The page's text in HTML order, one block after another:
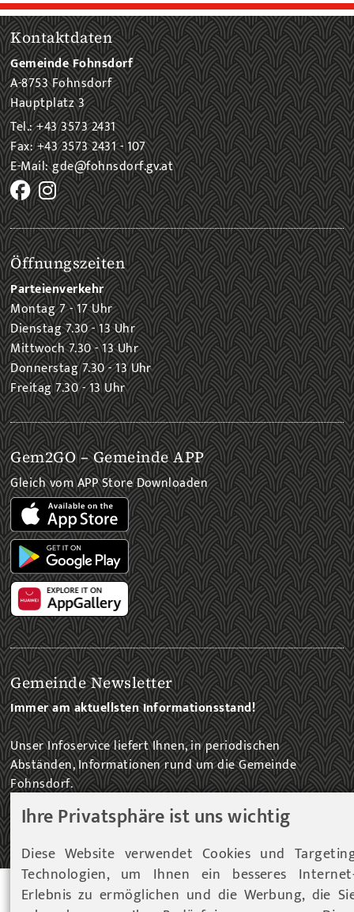
Ihre Privatsphäre ist uns wichtig
Diese Website verwendet Cookies und
Technologien, um Ihnen ein besseres
Erlebnis zu ermöglichen und die Werbung, die
Kontaktdaten
Gemeinde Fohnsdorf
A-8753 Fohnsdorf
Hauptplatz 3
Tel.: +43 3573 2431
Fax: +43 3573 2431 - 107
E-Mail: gde@fohnsdorf.gv.at
Öffnungszeiten
Parteienverkehr
Montag 7 - 17 Uhr
Dienstag 7.30 - 13 Uhr
Mittwoch 7.30 - 13 Uhr
Donnerstag 7.30 - 13 Uhr
Freitag 7.30 - 13 Uhr
Gem2GO – Gemeinde APP
Gleich vom APP Store Downloaden
Gemeinde Newsletter
Immer am aktuellsten Informationsstand!
Unser Infoservice liefert Ihnen, in periodischen
Abständen, Informationen rund um die Gemeinde
Fohnsdorf.
© 2026 Gemeinde Fohnsdorf |Datenschutz|Cookies